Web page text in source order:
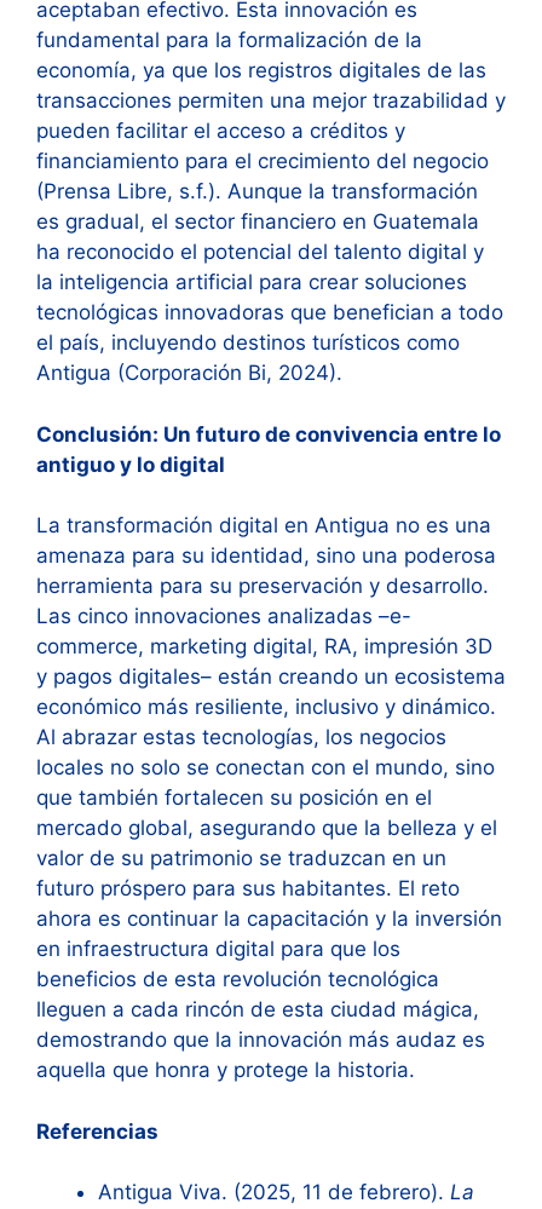
aceptaban efectivo. Esta innovación es
fundamental para la formalización de la
economía, ya que los registros digitales de las
transacciones permiten una mejor trazabilidad y
pueden facilitar el acceso a créditos y
financiamiento para el crecimiento del negocio
(Prensa Libre, s.f.). Aunque la transformación
es gradual, el sector financiero en Guatemala
ha reconocido el potencial del talento digital y
la inteligencia artificial para crear soluciones
tecnológicas innovadoras que benefician a todo
el país, incluyendo destinos turísticos como
Antigua (Corporación Bi, 2024).
Conclusión: Un futuro de convivencia entre lo
antiguo y lo digital
La transformación digital en Antigua no es una
amenaza para su identidad, sino una poderosa
herramienta para su preservación y desarrollo.
Las cinco innovaciones analizadas –e-
commerce, marketing digital, RA, impresión 3D
y pagos digitales– están creando un ecosistema
económico más resiliente, inclusivo y dinámico.
Al abrazar estas tecnologías, los negocios
locales no solo se conectan con el mundo, sino
que también fortalecen su posición en el
mercado global, asegurando que la belleza y el
valor de su patrimonio se traduzcan en un
futuro próspero para sus habitantes. El reto
ahora es continuar la capacitación y la inversión
en infraestructura digital para que los
beneficios de esta revolución tecnológica
lleguen a cada rincón de esta ciudad mágica,
demostrando que la innovación más audaz es
aquella que honra y protege la historia.
Referencias
Antigua Viva. (2025, 11 de febrero). La